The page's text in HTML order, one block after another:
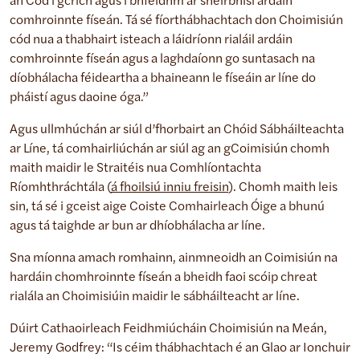
comhroinnte físeán. Tá sé fíorthábhachtach don Choimisiún
cód nua a thabhairt isteach a láidríonn rialáil ardáin
comhroinnte físeán agus a laghdaíonn go suntasach na
díobhálacha féideartha a bhaineann le físeáin ar líne do
pháistí agus daoine óga.”
Agus ullmhúchán ar siúl d’fhorbairt an Chóid Sábháilteachta
ar Líne, tá comhairliúchán ar siúl ag an gCoimisiún chomh
maith maidir le Straitéis nua Comhlíontachta
Ríomhthráchtála (á fhoilsiú inniu freisin). Chomh maith leis
sin, tá sé i gceist aige Coiste Comhairleach Óige a bhunú
agus tá taighde ar bun ar dhíobhálacha ar líne.
Sna míonna amach romhainn, ainmneoidh an Coimisiún na
hardáin chomhroinnte físeán a bheidh faoi scóip chreat
rialála an Choimisiúin maidir le sábháilteacht ar líne.
Dúirt Cathaoirleach Feidhmiúcháin Choimisiún na Meán,
Jeremy Godfrey: “Is céim thábhachtach é an Glao ar Ionchuir